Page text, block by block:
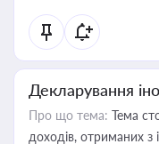
Декларування
Про що тема: Тема
доходів, отриманих з